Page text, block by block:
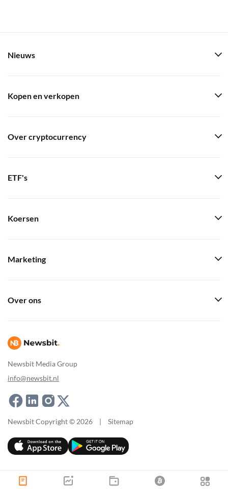
Newsbit Media Group
info@newsbit.nl
Nieuws
Kopen en verkopen
Over cryptocurrency
ETF's
Koersen
Marketing
Over ons
Newsbit Copyright © 2026 | Sitemap